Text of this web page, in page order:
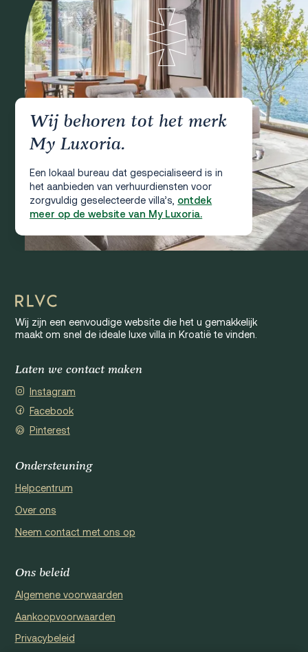
Wij behoren tot het merk
My Luxoria.
Een lokaal bureau dat gespecialiseerd is in
het aanbieden van verhuurdiensten voor
zorgvuldig geselecteerde villa’s, ontdek
meer op de website van My Luxoria.
Wij zijn een eenvoudige website die het u gemakkelijk
maakt om snel de ideale luxe villa in Kroatië te vinden.
Laten we contact maken
Instagram
Facebook
Pinterest
Ondersteuning
Helpcentrum
Over ons
Neem contact met ons op
Ons beleid
Algemene voorwaarden
Aankoopvoorwaarden
Privacybeleid